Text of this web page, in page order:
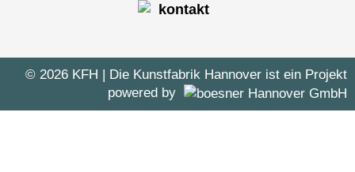
© 2026 KFH | Die Kunstfabrik Hannover ist ein Projekt
powered by